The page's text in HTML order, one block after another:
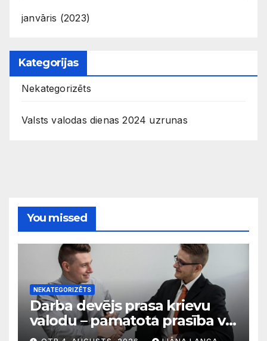
janvāris (2023)
Kategorijas
Nekategorizēts
Valsts valodas dienas 2024 uzrunas
You missed
NEKATEGORIZĒTS
Darba devējs prasa krievu
valodu – pamatota prasība vai
diskriminācija? Skaidro VDI